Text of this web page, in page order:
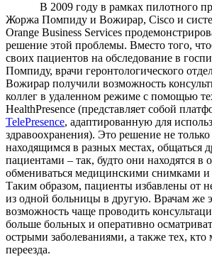
В 2009 году в рамках пилотного
Жоржа Помпиду и Вожирар, Cisco и
Orange Business Services
решение этой проблемы. Вместо того,
своих пациентов на обследование в
Помпиду, врачи геронтологического
Вожирар получили возможность
коллег в удаленном режиме с помощью
HealthPresence (представляет собой
TelePresence, адаптированную для
здравоохранения). Это решение не только
находящимся в разных местах, общаться
пациентами – так, будто они находятся в
обмениваться медицинскими снимками и
Таким образом, пациенты избавлены от
из одной больницы в другую. Врачам же
возможность чаще проводить
больше больных и оперативно
острыми заболеваниями, а также тех,
переезда.